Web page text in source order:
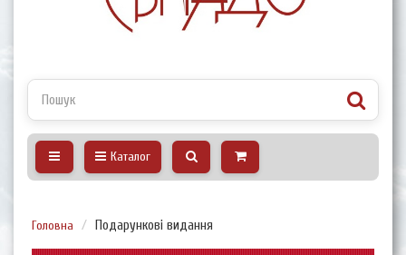
Каталог
Головна Подарункові видання